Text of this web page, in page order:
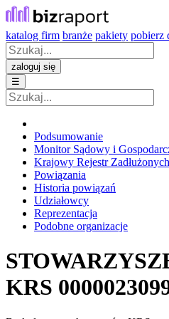
katalog firm branże pakiety pobierz
zaloguj się
☰
Podsumowanie
Monitor Sądowy i
Krajowy Rejestr Zadłużonych
Powiązania
Historia powiązań
Udziałowcy
Reprezentacja
Podobne organizacje
KRS